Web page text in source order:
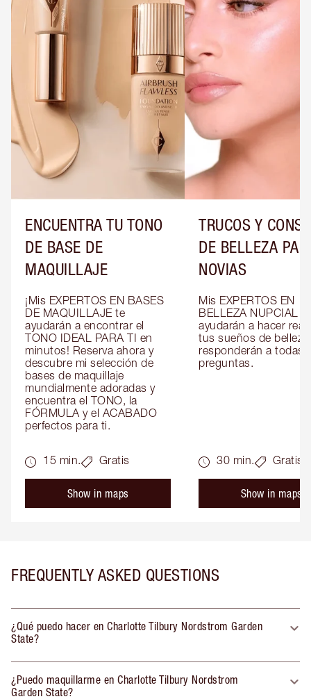
ENCUENTRA TU TONO
DE BASE DE
MAQUILLAJE
¡Mis EXPERTOS EN BASES
DE MAQUILLAJE te
ayudarán a encontrar el
TONO IDEAL PARA TI en
minutos! Reserva ahora y
descubre mi selección de
bases de maquillaje
mundialmente adoradas y
encuentra el TONO, la
FÓRMULA y el ACABADO
perfectos para ti.
15 min. Gratis
Show in maps
TRUCOS Y
DE BELLEZA
NOVIAS
Mis EXPERTOS EN
BELLEZA NUPCIAL te
ayudarán a hacer
tus sueños de belleza
responderán a todas
preguntas.
30 min. Gratis
Show in maps
FREQUENTLY ASKED QUESTIONS
¿Qué puedo hacer en Charlotte Tilbury Nordstrom Garden
State?
¿Puedo maquillarme en Charlotte Tilbury Nordstrom
Garden State?